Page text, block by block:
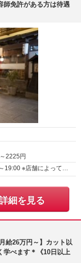
免許がある方は待遇
～2225 円
19:00 ※店舗によって…
細を見る
給26万円～】カット以
学べます＊《10日以上